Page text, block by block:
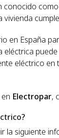
conocido como
vivienda
en España
eléctrica
eléctrico
Electropar,
la siguiente